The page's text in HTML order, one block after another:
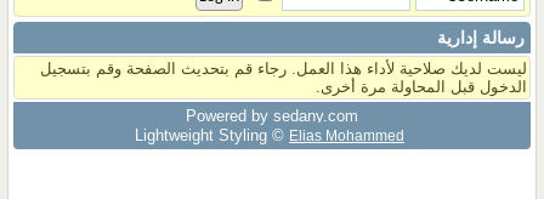
رسالة إدارية
ليست لديك صلاحية لأداء هذا العمل. رجاء قم بتحديث الصفحة وقم بتسجيل
الدخول قبل المحاولة مرة أخرى.
Powered by sedany.com
Lightweight Styling © Elias Mohammed